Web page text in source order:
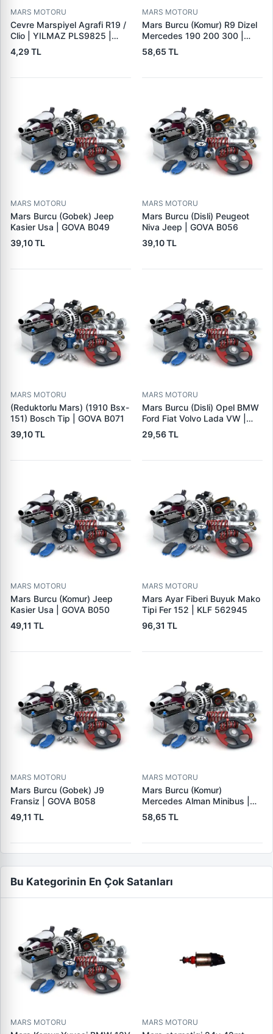
MARS MOTORU
Cevre Marspiyel Agrafi R19 /
Clio | YILMAZ PLS9825 |
OEM 7703077256
4,29 TL
MARS MOTORU
Mars Burcu (Komur) R9 Dizel
Mercedes 190 200 300 |
GOVA B047
58,65 TL
MARS MOTORU
Mars Burcu (Gobek) Jeep
Kasier Usa | GOVA B049
39,10 TL
MARS MOTORU
Mars Burcu (Disli) Peugeot
Niva Jeep | GOVA B056
39,10 TL
MARS MOTORU
(Reduktorlu Mars) (1910 Bsx-
151) Bosch Tip | GOVA B071
39,10 TL
MARS MOTORU
Mars Burcu (Disli) Opel BMW
Ford Fiat Volvo Lada VW |
GOVA B090
29,56 TL
MARS MOTORU
Mars Burcu (Komur) Jeep
Kasier Usa | GOVA B050
49,11 TL
MARS MOTORU
Mars Ayar Fiberi Buyuk Mako
Tipi Fer 152 | KLF 562945
96,31 TL
MARS MOTORU
Mars Burcu (Gobek) J9
Fransiz | GOVA B058
49,11 TL
MARS MOTORU
Mars Burcu (Komur)
Mercedes Alman Minibus |
GOVA B035
58,65 TL
Bu Kategorinin En Çok Satanları
MARS MOTORU MARS MOTORU